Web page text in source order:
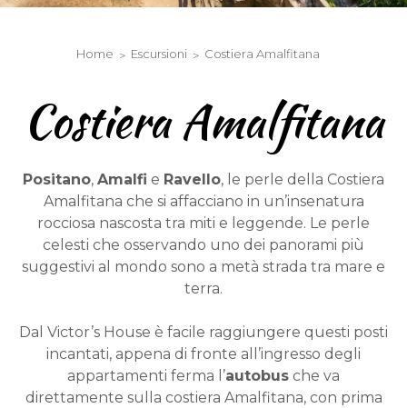
Fibra ottica
Home Escursioni Costiera Amalfitana
Costiera Amalfitana
Positano, Amalfi e Ravello, le perle della Costiera
Amalfitana che si affacciano in un’insenatura
rocciosa nascosta tra miti e leggende. Le perle
celesti che osservando uno dei panorami più
suggestivi al mondo sono a metà strada tra mare e
terra.
Dal Victor’s House è facile raggiungere questi posti
incantati, appena di fronte all’ingresso degli
appartamenti ferma l’autobus che va
direttamente sulla costiera Amalfitana, con prima